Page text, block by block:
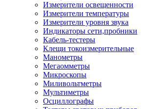
Измерители освещенности
Измерители температуры
Измерители уровня звука
Индикаторы сети,пробники
Кабель-тестеры
Клещи токоизмерительные
Манометры
Мегаомметры
Микроскопы
Миливольтметры
Мультиметры
Осциллографы